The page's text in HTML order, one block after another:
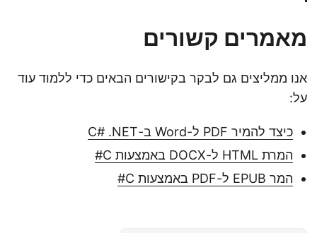
מאמרים קשורים
אנו ממליצים גם לבקר בקישורים הבאים כדי ללמוד עוד
על:
כיצד להמיר PDF ל-Word ב-C# .NET
המרת HTML ל-DOCX באמצעות C#
המר EPUB ל-PDF באמצעות C#